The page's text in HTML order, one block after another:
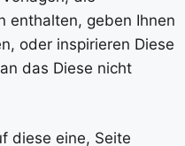
enthalten, geben Ihnen
oder inspirieren Diese
das Diese nicht
diese eine, Seite